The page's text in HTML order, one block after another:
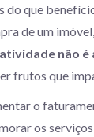
do que
de um
não é
frutos que
o
os